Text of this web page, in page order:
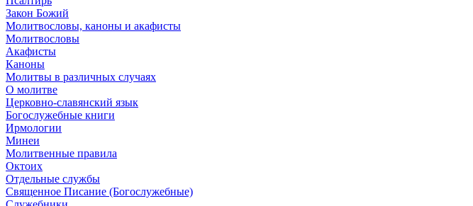
Закон Божий
Молитвословы, каноны и акафисты
Молитвословы
Акафисты
Каноны
Молитвы в различных случаях
О молитве
Церковно-славянский язык
Богослужебные книги
Ирмологии
Минеи
Молитвенные правила
Октоих
Отдельные службы
Священное Писание (Богослужебные)